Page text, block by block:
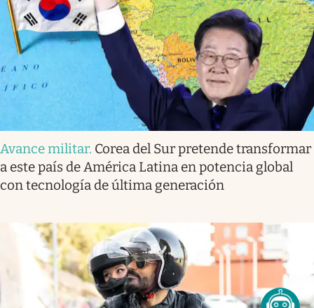
Avance militar. Corea del Sur pretende transformar
a este país de América Latina en potencia global
con tecnología de última generación